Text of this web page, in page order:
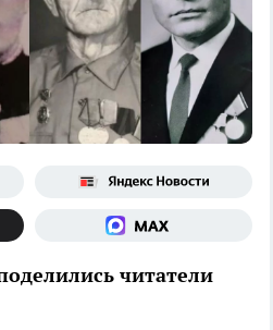
читатели